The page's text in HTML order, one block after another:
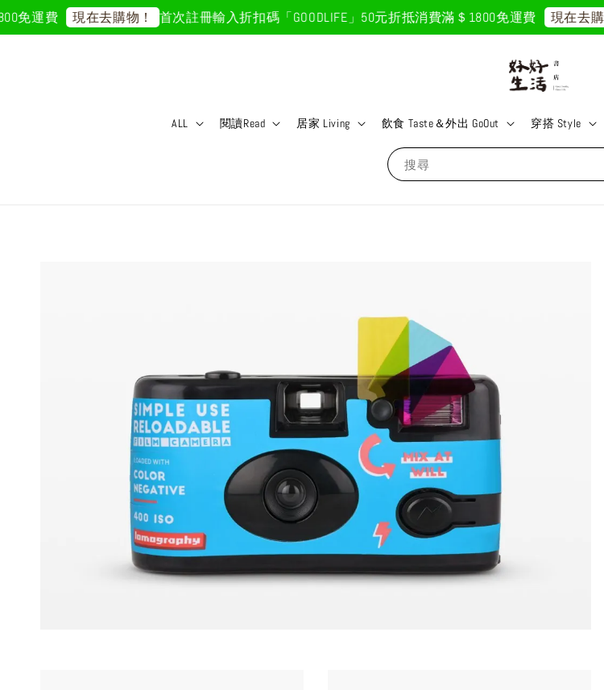
費 現在去購物！ 首次註冊輸入折扣碼「GOODLIFE」50元折抵消費滿＄1800免運費 現在去購物！
搜尋
ALL 閱讀Read 居家 Living 飲食 Taste＆外出 GoOut 穿搭 Style